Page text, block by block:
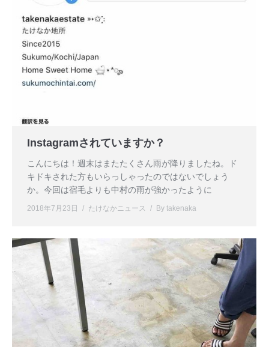
Instagramされていますか？
こんにちは！週末はまたたくさん雨が降りましたね。ド
キドキされた方もいらっしゃったのではないでしょう
か。今回は宿毛よりも中村の雨が強かったように
2018年7月23日 たけなかニュース By takenaka